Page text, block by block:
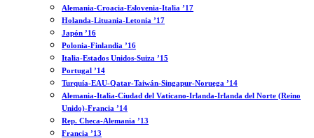
Alemania-Croacia-Eslovenia-Italia ’17
Holanda-Lituania-Letonia ’17
Japón ’16
Polonia-Finlandia ’16
Italia-Estados Unidos-Suiza ’15
Portugal ’14
Turquía-EAU-Qatar-Taiwán-Singapur-Noruega ’14
Alemania-Italia-Ciudad del Vaticano-Irlanda-Irlanda del Norte (Reino
Unido)-Francia ’14
Rep. Checa-Alemania ’13
Francia ’13